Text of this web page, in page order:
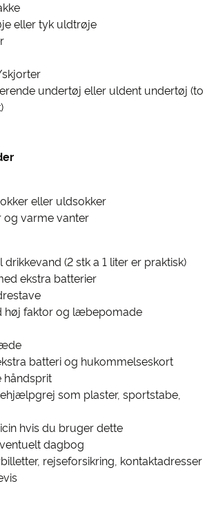
eller tyk uldtrøje
undertøj eller uldent undertøj (to
eller uldsokker
og varme vanter
drikkevand (2 stk a 1 liter er praktisk)
ekstra batterier
høj faktor og læbepomade
batteri og hukommelseskort
håndsprit
som plaster, sportstabe,
hvis du bruger dette
dagbog
rejseforsikring, kontaktadresser